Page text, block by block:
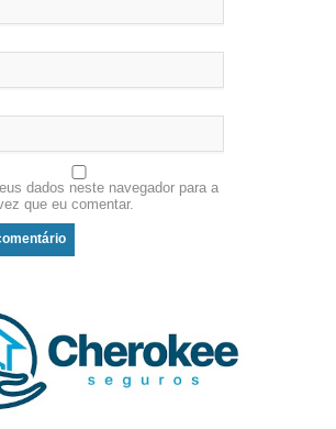
dados neste navegador para a
que eu comentar.